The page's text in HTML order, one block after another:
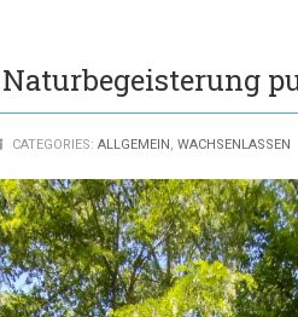
CATEGORIES: ALLGEMEIN, WACHSENLASSEN